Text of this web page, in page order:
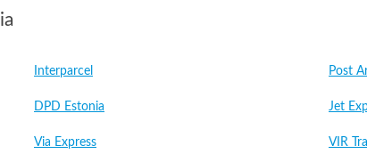
Interparcel Post
DPD Estonia Jet
Via Express VIR